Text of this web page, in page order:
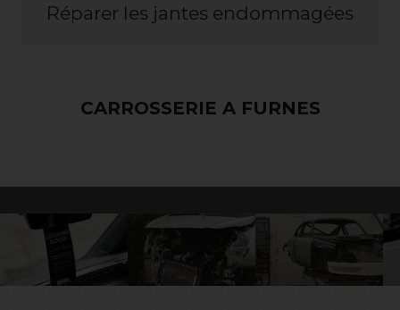
Réparer les jantes endommagées
CARROSSERIE A FURNES